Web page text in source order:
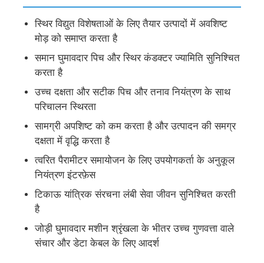
केबल पैकिंग मशीन
केबल रोलिंग मशीन
स्ट्रिपिंग एक्सट्रूज़न मशीन
स्थिर विद्युत विशेषताओं के लिए तैयार उत्पादों में अवशिष्ट
मोड़ को समाप्त करता है
समान घुमावदार पिच और स्थिर कंडक्टर ज्यामिति सुनिश्चित
करता है
उच्च दक्षता और सटीक पिच और तनाव नियंत्रण के साथ
परिचालन स्थिरता
सामग्री अपशिष्ट को कम करता है और उत्पादन की समग्र
दक्षता में वृद्धि करता है
त्वरित पैरामीटर समायोजन के लिए उपयोगकर्ता के अनुकूल
नियंत्रण इंटरफ़ेस
टिकाऊ यांत्रिक संरचना लंबी सेवा जीवन सुनिश्चित करती
है
जोड़ी घुमावदार मशीन श्रृंखला के भीतर उच्च गुणवत्ता वाले
संचार और डेटा केबल के लिए आदर्श